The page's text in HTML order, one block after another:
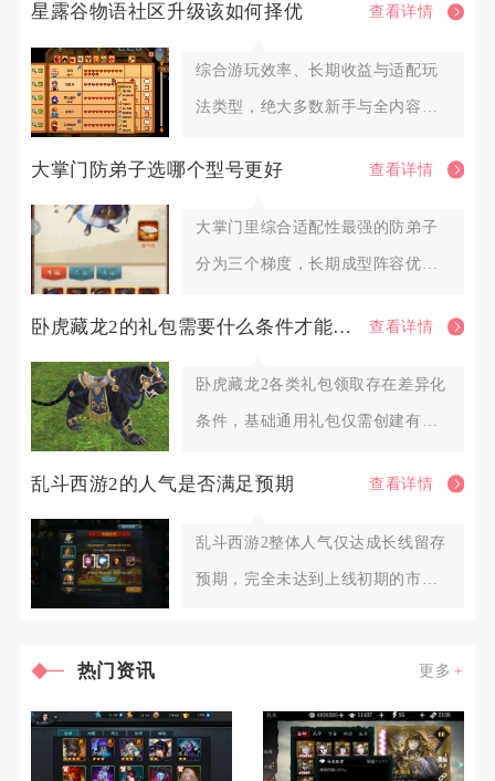
星露谷物语社区升级该如何择优 查看详情
综合游玩效率、长期收益与适配玩
法类型，绝大多数新手与全内容探
大掌门防弟子选哪个型号更好 查看详情
大掌门里综合适配性最强的防弟子
分为三个梯度，长期成型阵容优先
卧虎藏龙2的礼包需要什么条件才能领取 查看详情
卧虎藏龙2各类礼包领取存在差异化
条件，基础通用礼包仅需创建有效
乱斗西游2的人气是否满足预期 查看详情
乱斗西游2整体人气仅达成长线留存
预期，完全未达到上线初期的市场
热门资讯 更多